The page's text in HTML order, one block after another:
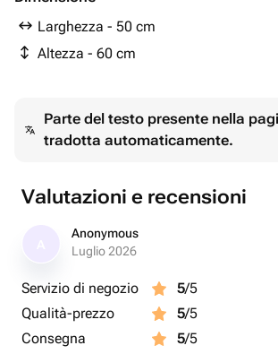
панда драже конфеты - 3 pz
шары фольговые - 3 pz
Larghezza - 50 cm
Altezza - 60 cm
Parte del testo presente nella
tradotta automaticamente.
Valutazioni e recensioni
Anonymous
Luglio 2026
Servizio di negozio 5/5
Qualità-prezzo
5/5
Consegna
5/5